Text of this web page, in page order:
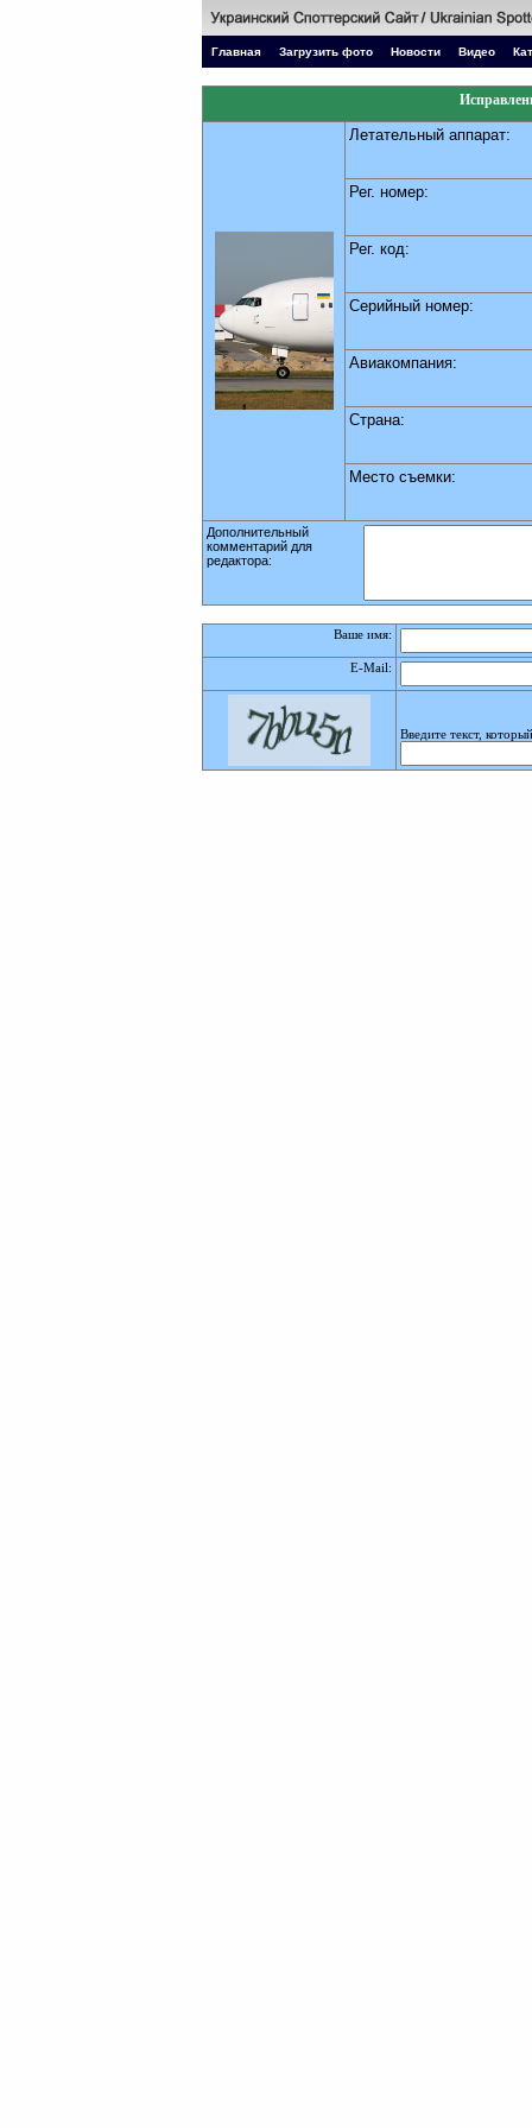
Главная Загрузить фото Новости Видео
Летательный аппарат:
Рег. номер:
Рег. код:
Серийный номер:
Авиакомпания:
Страна:
Место съемки:
Дополнительный
комментарий для
редактора:
Ваше имя:
E-Mail :
Введите текст,